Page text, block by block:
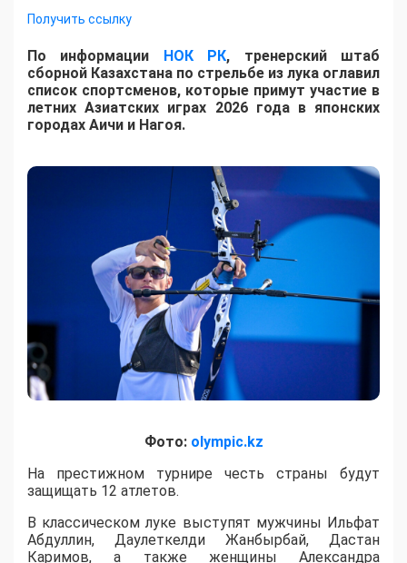
Получить ссылку
По информации НОК РК, тренерский штаб
сборной Казахстана по стрельбе из лука оглавил
список спортсменов, которые примут участие в
летних Азиатских играх 2026 года в японских
городах Аичи и Нагоя.
Фото: olympic.kz
На престижном турнире честь страны будут
защищать 12 атлетов.
В классическом луке выступят мужчины Ильфат
Абдуллин, Даулеткелди Жанбырбай, Дастан
Каримов, а также женщины Александра